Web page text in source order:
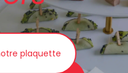
plaquette